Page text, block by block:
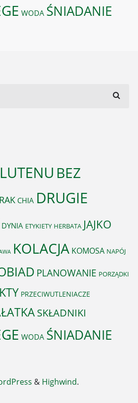
WODA ŚNIADANIE
BEZ
CHIA DRUGIE
DYNIA ETYKIETY HERBATA JAJKO
KOLACJA KOMOSA NAPÓJ
PLANOWANIE PORZĄDKI
PRZECIWUTLENIACZE
SKŁADNIKI
WODA ŚNIADANIE
& Highwind.